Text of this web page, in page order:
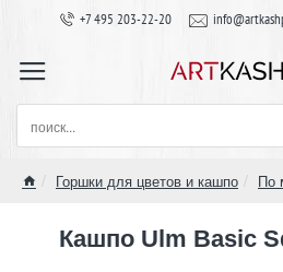
+7 495 203-22-20
поиск...
Горшки для цветов и кашпо По
Кашпо Ulm Basic